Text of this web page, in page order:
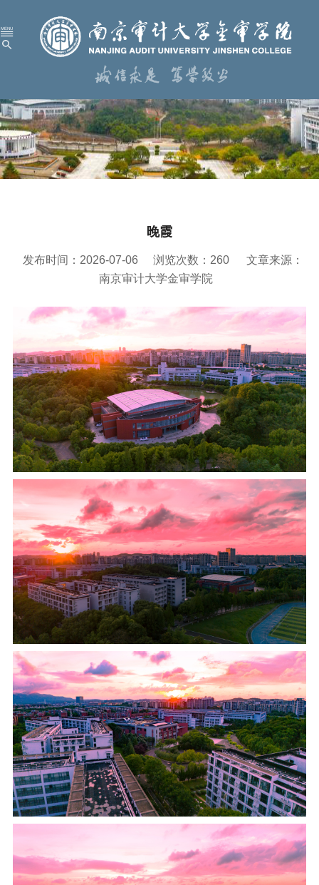
学校概况
机构设置
人才培养
党建工作
信息公开
意见快递站
融合门户 校园邮箱 访客申请 WebVPN
晚霞
发布时间：2026-07-06 浏览次数： 260
文章来源：
南京审计大学金审学院